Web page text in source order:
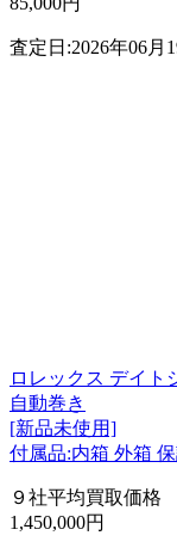
査定日:2026年06月
ロレックス デイト
自動巻き
[新品未使用]
付属品:内箱 外箱
９社平均買取価格
1,450,000円